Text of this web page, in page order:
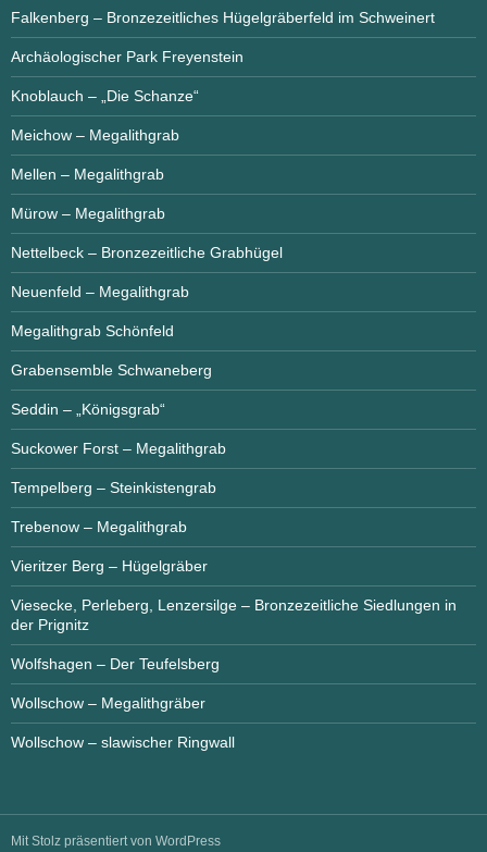
Falkenberg – Bronzezeitliches Hügelgräberfeld im Schweinert
Archäologischer Park Freyenstein
Knoblauch – „Die Schanze“
Meichow – Megalithgrab
Mellen – Megalithgrab
Mürow – Megalithgrab
Nettelbeck – Bronzezeitliche Grabhügel
Neuenfeld – Megalithgrab
Megalithgrab Schönfeld
Grabensemble Schwaneberg
Seddin – „Königsgrab“
Suckower Forst – Megalithgrab
Tempelberg – Steinkistengrab
Trebenow – Megalithgrab
Vieritzer Berg – Hügelgräber
Viesecke, Perleberg, Lenzersilge – Bronzezeitliche Siedlungen in
der Prignitz
Wolfshagen – Der Teufelsberg
Wollschow – Megalithgräber
Wollschow – slawischer Ringwall
Mit Stolz präsentiert von WordPress